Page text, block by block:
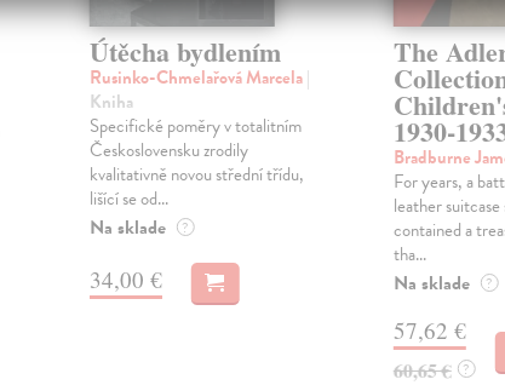
Útěcha bydlením
Rusinko-Chmelařová Marcela|
Kniha
Specifické poměry v totalitním
Československu zrodily
kvalitativně novou střední třídu,
lišící se od...
Na sklade ?
34,00 €
The
1930-
Bradburne
For years, a
leather
contained a
tha...
Na sklade ?
57,62 €
60,65 € ?